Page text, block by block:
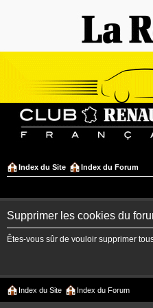
Index du Site Index du Forum
Supprimer les cookies du
Êtes-vous sûr de vouloir supprimer
Index du Site Index du Forum